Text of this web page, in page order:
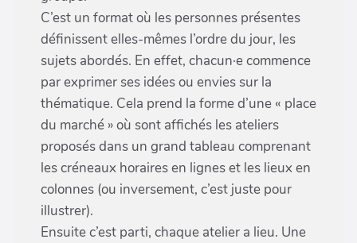
C’est un format où les personnes présentes
définissent elles-mêmes l’ordre du jour, les
sujets abordés. En effet, chacun·e commence
par exprimer ses idées ou envies sur la
thématique. Cela prend la forme d’une « place
du marché » où sont affichés les ateliers
proposés dans un grand tableau comprenant
les créneaux horaires en lignes et les lieux en
colonnes (ou inversement, c’est juste pour
illustrer).
Ensuite c’est parti, chaque atelier a lieu. Une